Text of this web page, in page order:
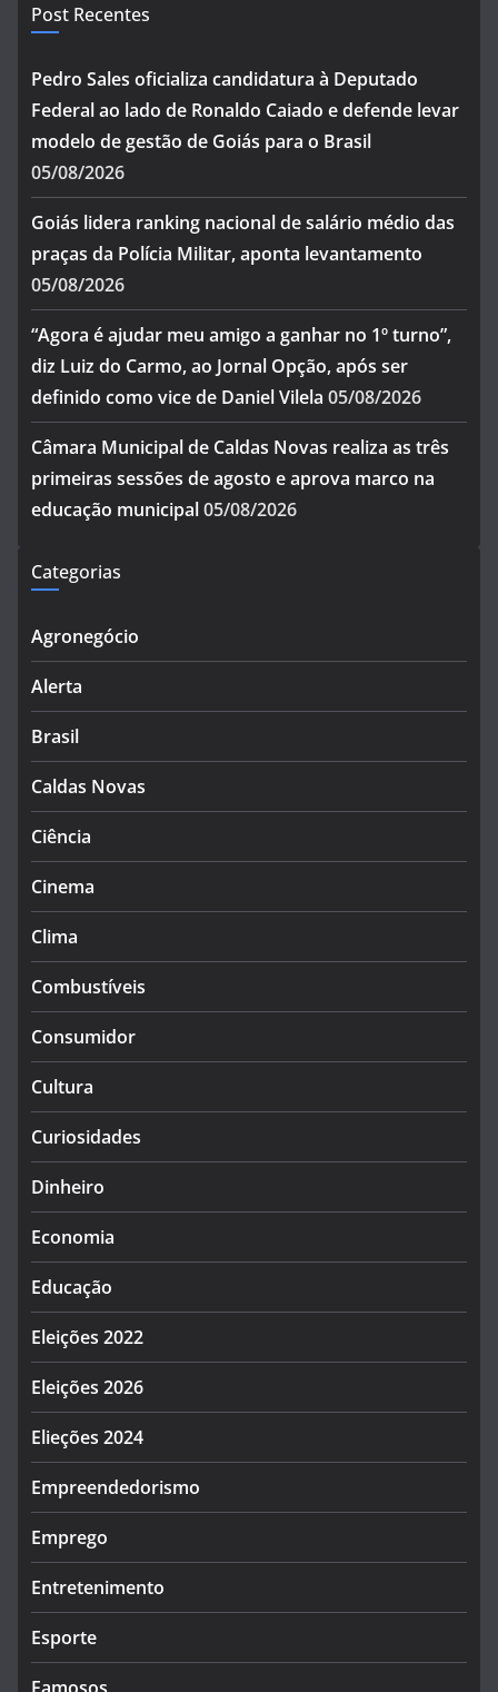
Post Recentes
Pedro Sales oficializa candidatura à Deputado
Federal ao lado de Ronaldo Caiado e defende levar
modelo de gestão de Goiás para o Brasil
05/08/2026
Goiás lidera ranking nacional de salário médio das
praças da Polícia Militar, aponta levantamento
05/08/2026
“Agora é ajudar meu amigo a ganhar no 1º turno”,
diz Luiz do Carmo, ao Jornal Opção, após ser
definido como vice de Daniel Vilela 05/08/2026
Câmara Municipal de Caldas Novas realiza as três
primeiras sessões de agosto e aprova marco na
educação municipal05/08/2026
Categorias
Agronegócio
Alerta
Brasil
Caldas Novas
Ciência
Cinema
Clima
Combustíveis
Consumidor
Cultura
Curiosidades
Dinheiro
Economia
Educação
Eleições 2022
Eleições 2026
Elieções 2024
Empreendedorismo
Emprego
Entretenimento
Esporte